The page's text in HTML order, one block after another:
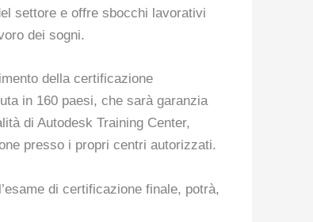
settore e offre sbocchi lavorativi
dei sogni.
della certificazione
in 160 paesi, che sarà garanzia
di Autodesk Training Center,
presso i propri centri autorizzati.
di certificazione finale, potrà,